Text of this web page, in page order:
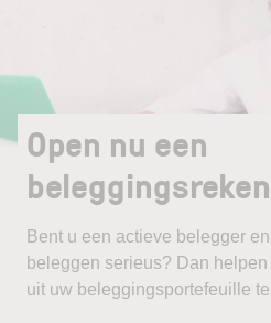
Open nu een
Bent u een actieve belegger
beleggen serieus? Dan
uit uw beleggingsportefeuille